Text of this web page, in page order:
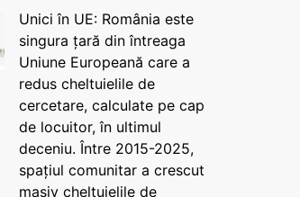
Unici în UE: România este
singura țară din întreaga
Uniune Europeană care a
redus cheltuielile de
cercetare, calculate pe cap
de locuitor, în ultimul
deceniu. Între 2015-2025,
spațiul comunitar a crescut
masiv cheltuielile de